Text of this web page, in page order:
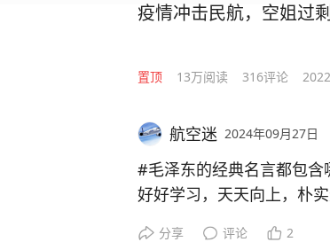
疫情冲击民航，空姐过
置顶 13万阅读 316评论
航空迷 2024年09月27日
#毛泽东的经典名言都包含
好好学习，天天向上，朴
分享 评论 2